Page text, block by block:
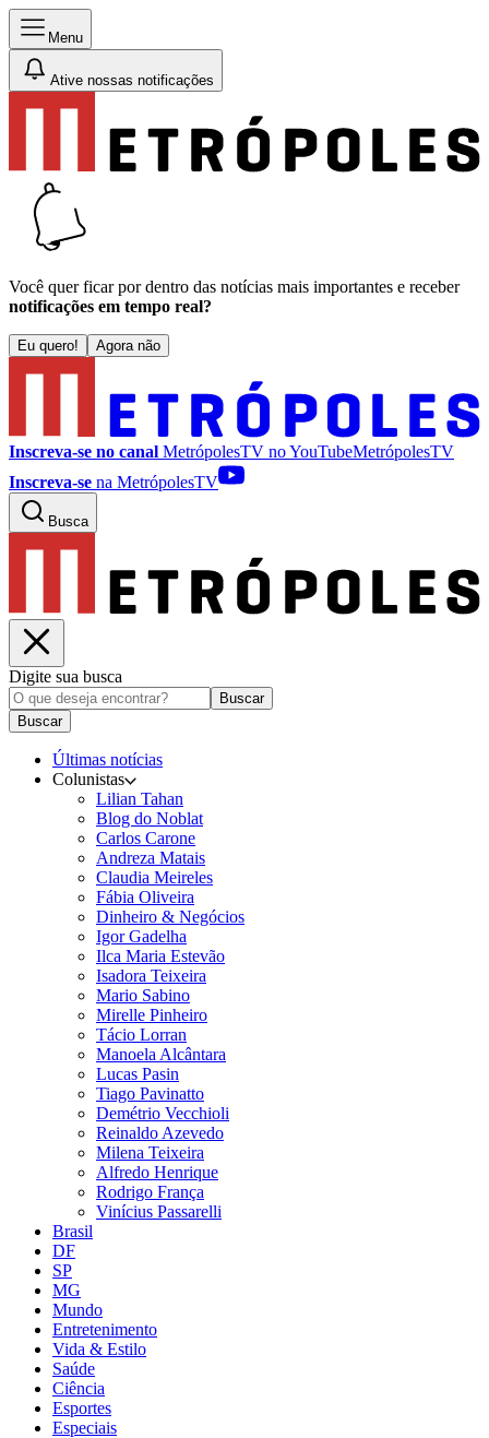
Menu
Ative nossas notificações
Você quer ficar por dentro das notícias mais importantes e receber
notificações em tempo real?
Eu quero! Agora não
Inscreva-se no canal MetrópolesTV noYouTubeMetrópolesTV
Inscreva-se na MetrópolesTV
Busca
Digite sua busca
Buscar
Buscar
Últimas notícias
Colunistas
Lilian Tahan
Blog do Noblat
Carlos Carone
Andreza Matais
Claudia Meireles
Fábia Oliveira
Dinheiro & Negócios
Igor Gadelha
Ilca Maria Estevão
Isadora Teixeira
Mario Sabino
Mirelle Pinheiro
Tácio Lorran
Manoela Alcântara
Lucas Pasin
Tiago Pavinatto
Demétrio Vecchioli
Reinaldo Azevedo
Milena Teixeira
Alfredo Henrique
Rodrigo França
Vinícius Passarelli
Brasil
DF
SP
MG
Mundo
Entretenimento
Vida & Estilo
Saúde
Ciência
Esportes
Especiais